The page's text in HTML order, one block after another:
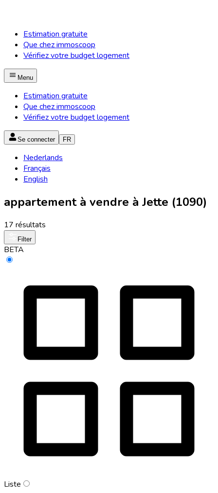
Estimation gratuite
Que chez immoscoop
Vérifiez votre budget logement
Menu
Estimation gratuite
Que chez immoscoop
Vérifiez votre budget logement
Se connecter FR
Nederlands
Français
English
appartement à vendre à Jette (1090)
17 résultats
Filter
BETA
Liste